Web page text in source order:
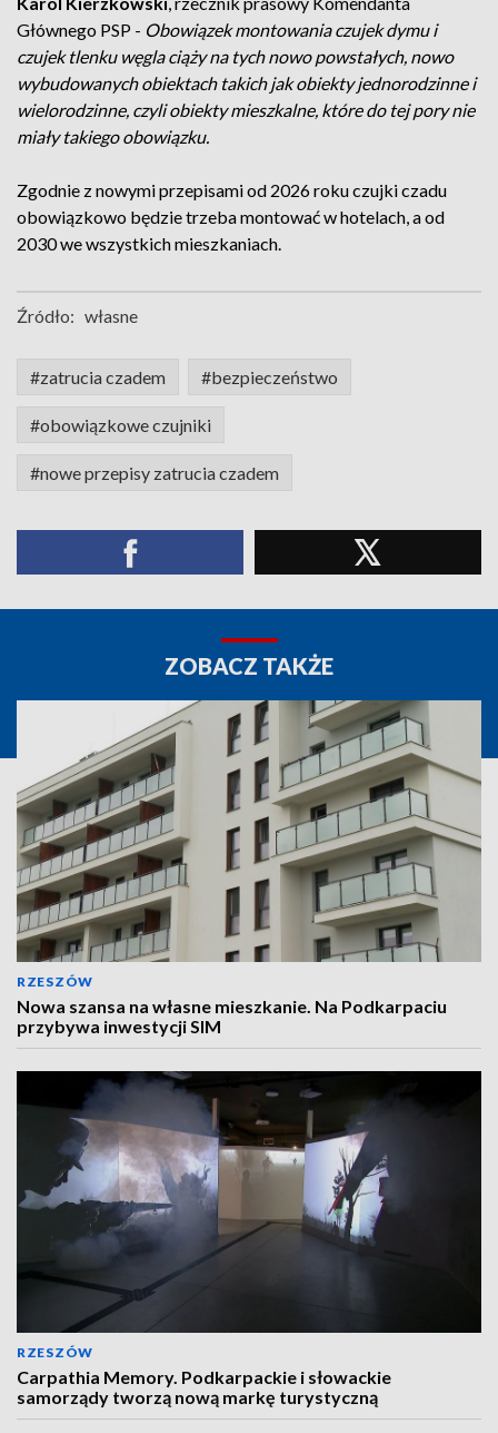
Głównego PSP - Obowiązek montowania czujek dymu i
czujek tlenku węgla ciąży na tych nowo powstałych, nowo
wybudowanych obiektach takich jak obiekty jednorodzinne i
wielorodzinne, czyli obiekty mieszkalne, które do tej pory nie
miały takiego obowiązku.
Zgodnie z nowymi przepisami od 2026 roku czujki czadu
obowiązkowo będzie trzeba montować w hotelach, a od
2030 we wszystkich mieszkaniach.
Źródło: własne
#zatrucia czadem #bezpieczeństwo
#obowiązkowe czujniki
#nowe przepisy zatrucia czadem
ZOBACZ TAKŻE
RZESZÓW
Nowa szansa na własne mieszkanie. Na Podkarpaciu
przybywa inwestycji SIM
RZESZÓW
Carpathia Memory. Podkarpackie i słowackie
samorządy tworzą nową markę turystyczną